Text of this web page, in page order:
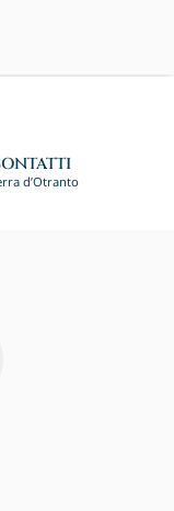
d’Otranto